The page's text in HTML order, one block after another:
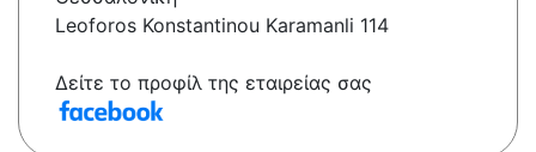
Leoforos Konstantinou Karamanli 114
Δείτε το προφίλ της εταιρείας σας